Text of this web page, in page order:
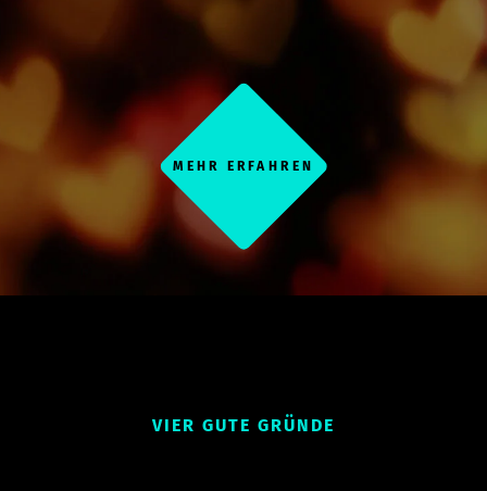
MEHR ERFAHREN
VIER GUTE GRÜNDE